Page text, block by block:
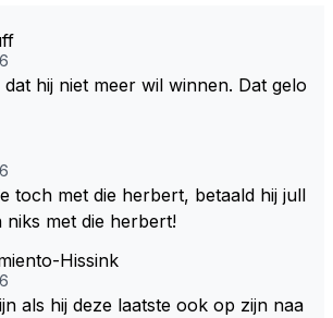
dat hij niet meer wil winnen. Dat gelo
toch met die herbert, betaald hij jull
niks met die herbert!
Hissink
als hij deze laatste ook op zijn naa